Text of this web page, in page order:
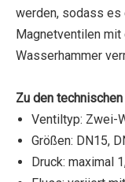
werden, sodass
Magnetventilen
Wasserhammer
Zu den
Ventiltyp: Zwei-
Größen: DN15,
Druck: maximal